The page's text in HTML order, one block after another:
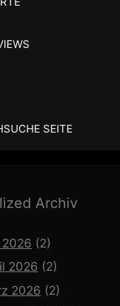
SEITE
Archiv
2026 (2)
2026 (2)
2026 (2)